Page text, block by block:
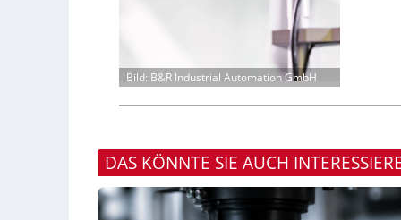
Bild: B&R Industrial Automation GmbH
DAS KÖNNTE SIE AUCH